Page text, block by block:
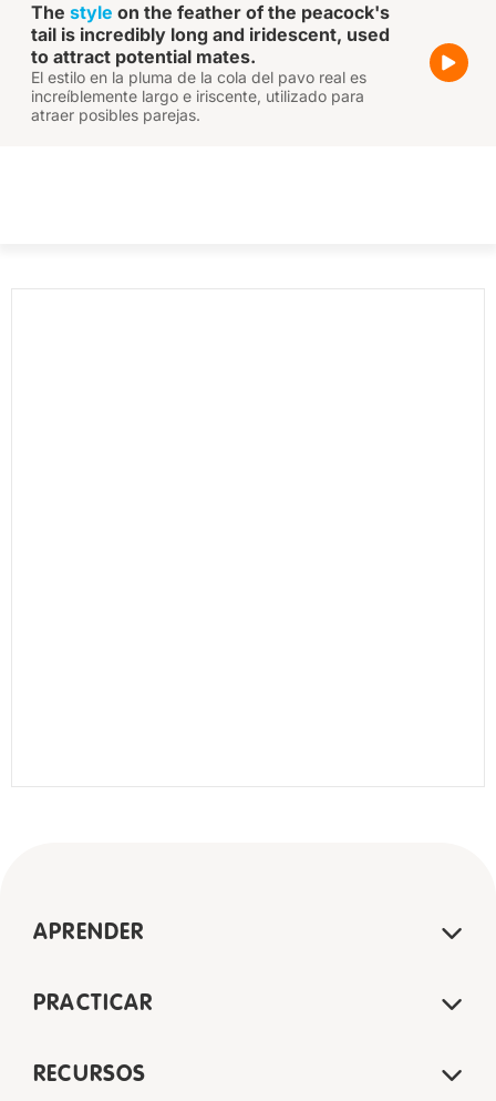
The style on the feather of the peacock's
tail is incredibly long and iridescent, used
to attract potential mates.
El estilo en la pluma de la cola del pavo real es
increíblemente largo e iriscente, utilizado para
atraer posibles parejas.
APRENDER
PRACTICAR
RECURSOS